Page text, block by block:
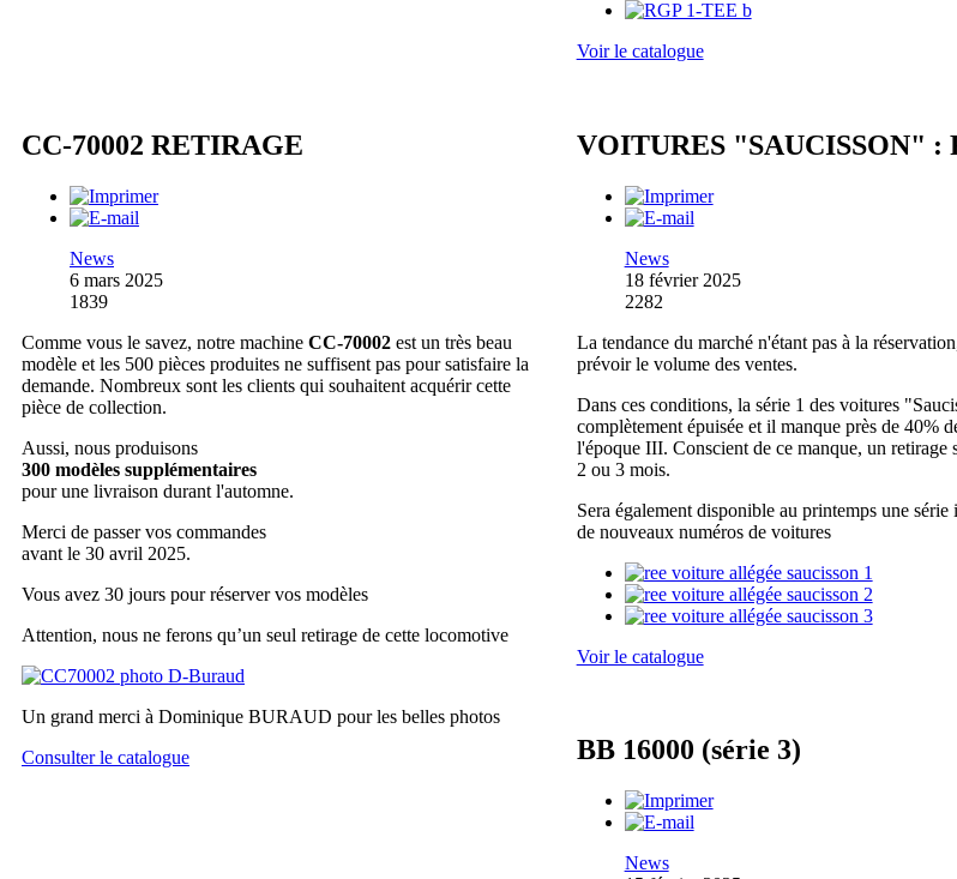
Voir le catalogue
CC-70002 RETIRAGE
News
6 mars 2025
1839
Comme vous le savez, notre machine CC-70002 est un très beau
modèle et les 500 pièces produites ne suffisent pas pour satisfaire la
demande. Nombreux sont les clients qui souhaitent acquérir cette
pièce de collection.
Aussi, nous produisons
300 modèles supplémentaires
pour une livraison durant l'automne.
Merci de passer vos commandes
avant le 30 avril 2025.
Vous avez 30 jours pour réserver vos modèles
Attention, nous ne ferons qu’un seul retirage de cette locomotive
Un grand merci à Dominique BURAUD pour les belles photos
Consulter le catalogue
VOITURES "SAUCISSON" :
News
18 février 2025
2282
La tendance du marché n'étant pas à la
prévoir le volume des ventes.
Dans ces conditions, la série 1 des voitures
complètement épuisée et il manque près de 40%
l'époque III. Conscient de ce manque, un retirage
2 ou 3 mois.
Sera également disponible au printemps une série
de nouveaux numéros de voitures
Voir le catalogue
BB 16000 (série 3)
News